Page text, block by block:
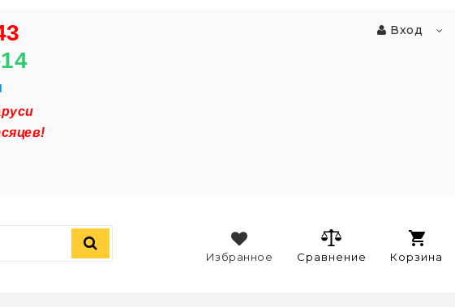
Вход
Корзина
Сравнение
Избранное